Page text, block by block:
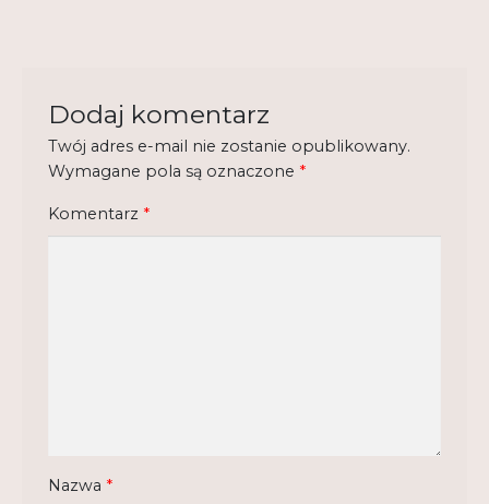
Test
Tutor na UPWr
Dodaj komentarz
Twój adres e-mail nie zostanie opublikowany.
Wymagane pola są oznaczone *
Komentarz *
Nazwa *